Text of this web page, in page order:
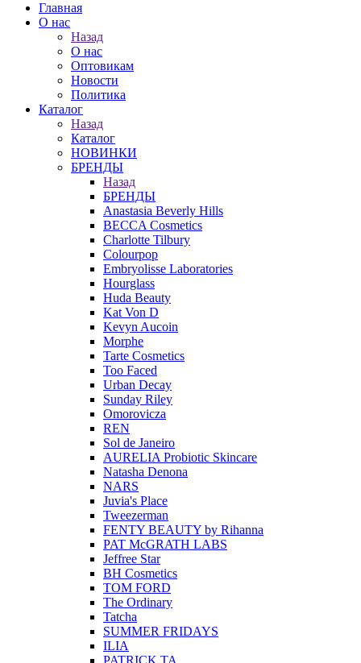
Главная
О нас
Назад
О нас
Оптовикам
Новости
Политика
Каталог
Назад
Каталог
НОВИНКИ
БРЕНДЫ
Назад
БРЕНДЫ
Anastasia Beverly Hills
BECCA Cosmetics
Charlotte Tilbury
Colourpop
Embryolisse Laboratories
Hourglass
Huda Beauty
Kat Von D
Kevyn Aucoin
Morphe
Tarte Cosmetics
Too Faced
Urban Decay
Sunday Riley
Omorovicza
REN
Sol de Janeiro
AURELIA Probiotic Skincare
Natasha Denona
NARS
Juvia's Place
Tweezerman
FENTY BEAUTY by Rihanna
PAT McGRATH LABS
Jeffree Star
BH Cosmetics
TOM FORD
The Ordinary
Tatcha
SUMMER FRIDAYS
ILIA
PATRICK TA